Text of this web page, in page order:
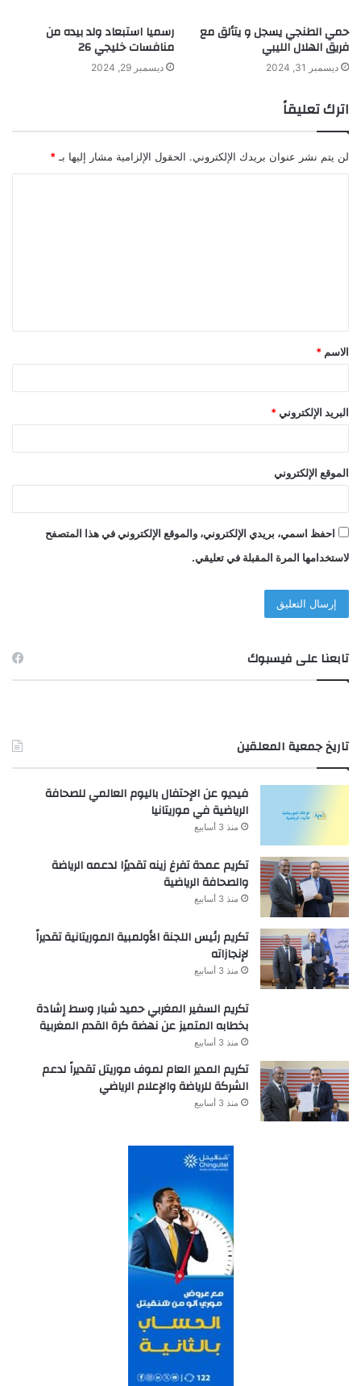
حمي الطنجي يسجل و يتألق مع
فريق الهلال الليبي
ديسمبر 31, 2024
رسميا استبعاد ولد بيده من
منافسات خليجي 26
ديسمبر 29, 2024
اترك تعليقاً
لن يتم نشر عنوان بريدك الإلكتروني. الحقول الإلزامية مشار إليها بـ *
ق
*
الاسم *
البريد الإلكتروني *
الموقع الإلكتروني
احفظ اسمي، بريدي الإلكتروني، والموقع الإلكتروني في هذا المتصفح
لاستخدامها المرة المقبلة في تعليقي.
تابعنا على فيسبوك
تاريخ جمعية المعلقين
فيديو عن الإحتفال باليوم العالمي للصحافة
الرياضية في موريتانيا
منذ 3 أسابيع
تكريم عمدة تفرغ زينه تقديرًا لدعمه الرياضة
والصحافة الرياضية
منذ 3 أسابيع
تكريم رئيس اللجنة الأولمبية الموريتانية تقديراً
لإنجازاته
منذ 3 أسابيع
تكريم السفير المغربي حميد شبار وسط إشادة
بخطابه المتميز عن نهضة كرة القدم المغربية
منذ 3 أسابيع
تكريم المدير العام لموف موريتل تقديراً لدعم
الشركة للرياضة والإعلام الرياضي
منذ 3 أسابيع